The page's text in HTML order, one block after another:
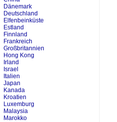
Dänemark
Deutschland
Elfenbeinküste
Estland
Finnland
Frankreich
Großbritannien
Hong Kong
Irland
Israel
Italien
Japan
Kanada
Kroatien
Luxemburg
Malaysia
Marokko